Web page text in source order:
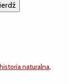
historia naturalna,